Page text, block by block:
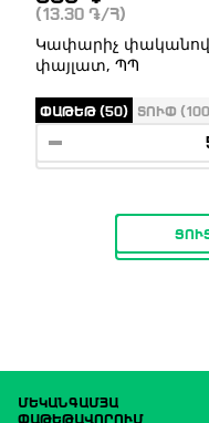
(13.30 ֏ /Հ)
Կափարիչ փականով,
փայլատ, ՊՊ
ՓԱԹԵԹ (50) ՏՈՒՓ
ՄԵԿԱՆԳԱՄՅԱ
ՓԱԹԵԹԱՎՈՐՈՒՄ